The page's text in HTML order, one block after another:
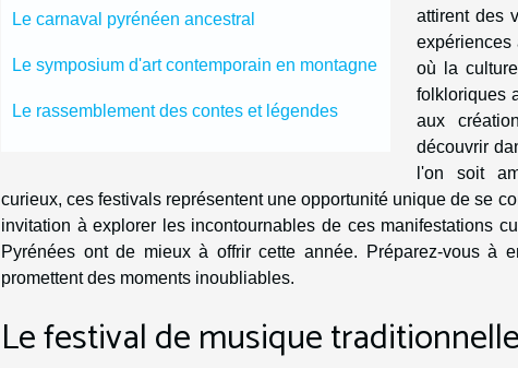
Le carnaval pyrénéen ancestral
Le symposium d'art contemporain en montagne
Le rassemblement des contes et légendes
attirent des
expériences
où la
folkloriques
aux
découvrir
l'on soit
curieux, ces festivals représentent une opportunité unique de se
invitation à explorer les incontournables de ces manifestations
Pyrénées ont de mieux à offrir cette année. Préparez-vous à
promettent des moments inoubliables.
Le festival de musique traditionnelle